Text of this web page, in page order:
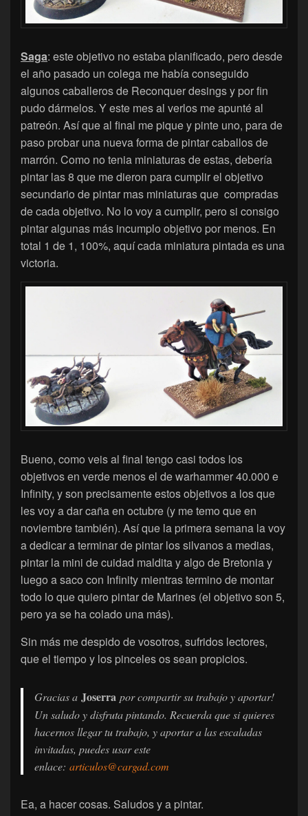
Saga: este objetivo no estaba planificado, pero desde
el año pasado un colega me había conseguido
algunos caballeros de Reconquer desings y por fin
pudo dármelos. Y este mes al verlos me apunté al
patreón. Así que al final me pique y pinte uno, para de
paso probar una nueva forma de pintar caballos de
marrón. Como no tenia miniaturas de estas, debería
pintar las 8 que me dieron para cumplir el objetivo
secundario de pintar mas miniaturas que compradas
de cada objetivo. No lo voy a cumplir, pero si consigo
pintar algunas más incumplo objetivo por menos. En
total 1 de 1, 100%, aquí cada miniatura pintada es una
victoria.
Bueno, como veis al final tengo casi todos los
objetivos en verde menos el de warhammer 40.000 e
Infinity, y son precisamente estos objetivos a los que
les voy a dar caña en octubre (y me temo que en
noviembre también). Así que la primera semana la voy
a dedicar a terminar de pintar los silvanos a medias,
pintar la mini de cuidad maldita y algo de Bretonia y
luego a saco con Infinity mientras termino de montar
todo lo que quiero pintar de Marines (el objetivo son 5,
pero ya se ha colado una más).
Sin más me despido de vosotros, sufridos lectores,
que el tiempo y los pinceles os sean propicios.
Gracias a Joserra por compartir su trabajo y aportar!
Un saludo y disfruta pintando. Recuerda que si quieres
hacernos llegar tu trabajo, y aportar a las escaladas
invitadas, puedes usar este
enlace: articulos@cargad.com
Ea, a hacer cosas. Saludos y a pintar.